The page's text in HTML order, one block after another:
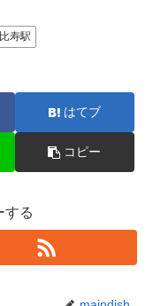
寿駅
はてブ
コピー
する